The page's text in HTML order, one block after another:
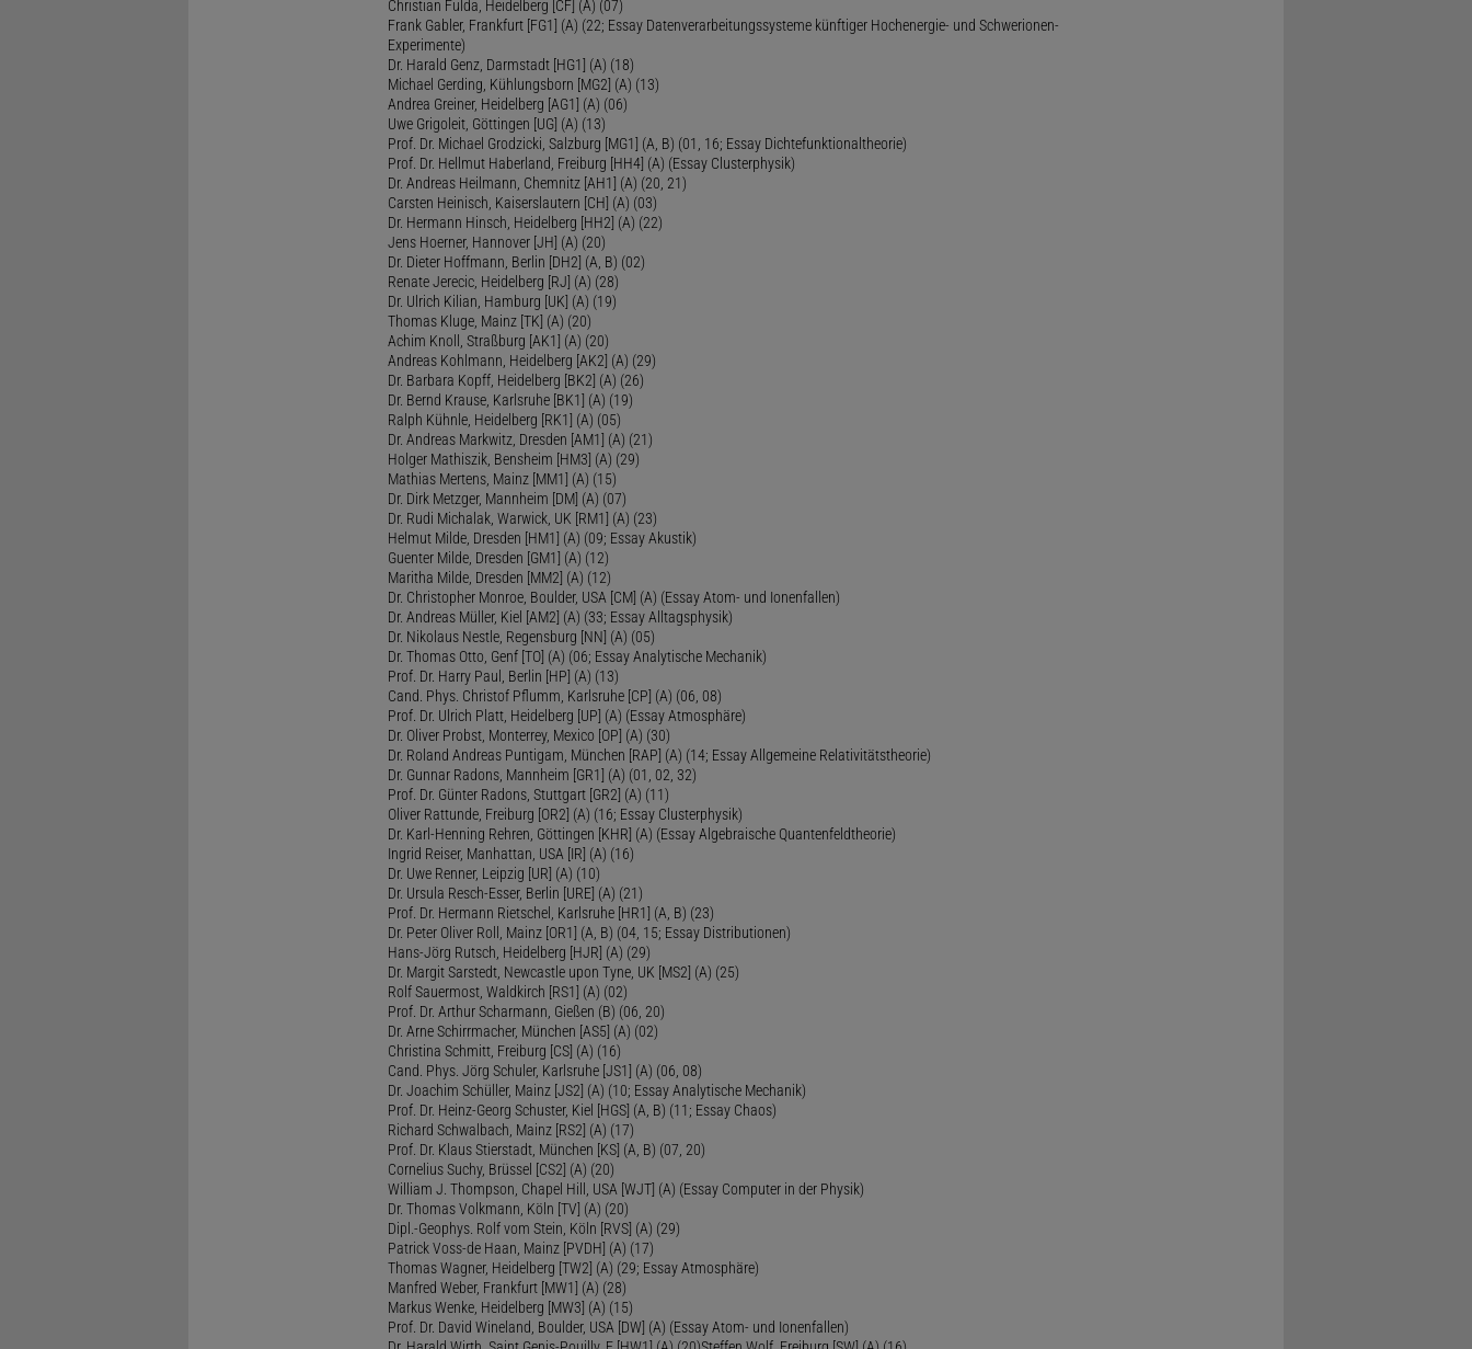
Christian Fulda, Heidelberg [CF] (A) (07)
Frank Gabler, Frankfurt [FG1] (A) (22; Essay Datenverarbeitungssysteme künftiger Hochenergie- und Schwerionen-
Experimente)
Dr. Harald Genz, Darmstadt [HG1] (A) (18)
Michael Gerding, Kühlungsborn [MG2] (A) (13)
Andrea Greiner, Heidelberg [AG1] (A) (06)
Uwe Grigoleit, Göttingen [UG] (A) (13)
Prof. Dr. Michael Grodzicki, Salzburg [MG1] (A, B) (01, 16; Essay Dichtefunktionaltheorie)
Prof. Dr. Hellmut Haberland, Freiburg [HH4] (A) (Essay Clusterphysik)
Dr. Andreas Heilmann, Chemnitz [AH1] (A) (20, 21)
Carsten Heinisch, Kaiserslautern [CH] (A) (03)
Dr. Hermann Hinsch, Heidelberg [HH2] (A) (22)
Jens Hoerner, Hannover [JH] (A) (20)
Dr. Dieter Hoffmann, Berlin [DH2] (A, B) (02)
Renate Jerecic, Heidelberg [RJ] (A) (28)
Dr. Ulrich Kilian, Hamburg [UK] (A) (19)
Thomas Kluge, Mainz [TK] (A) (20)
Achim Knoll, Straßburg [AK1] (A) (20)
Andreas Kohlmann, Heidelberg [AK2] (A) (29)
Dr. Barbara Kopff, Heidelberg [BK2] (A) (26)
Dr. Bernd Krause, Karlsruhe [BK1] (A) (19)
Ralph Kühnle, Heidelberg [RK1] (A) (05)
Dr. Andreas Markwitz, Dresden [AM1] (A) (21)
Holger Mathiszik, Bensheim [HM3] (A) (29)
Mathias Mertens, Mainz [MM1] (A) (15)
Dr. Dirk Metzger, Mannheim [DM] (A) (07)
Dr. Rudi Michalak, Warwick, UK [RM1] (A) (23)
Helmut Milde, Dresden [HM1] (A) (09; Essay Akustik)
Guenter Milde, Dresden [GM1] (A) (12)
Maritha Milde, Dresden [MM2] (A) (12)
Dr. Christopher Monroe, Boulder, USA [CM] (A) (Essay Atom- und Ionenfallen)
Dr. Andreas Müller, Kiel [AM2] (A) (33; Essay Alltagsphysik)
Dr. Nikolaus Nestle, Regensburg [NN] (A) (05)
Dr. Thomas Otto, Genf [TO] (A) (06; Essay Analytische Mechanik)
Prof. Dr. Harry Paul, Berlin [HP] (A) (13)
Cand. Phys. Christof Pflumm, Karlsruhe [CP] (A) (06, 08)
Prof. Dr. Ulrich Platt, Heidelberg [UP] (A) (Essay Atmosphäre)
Dr. Oliver Probst, Monterrey, Mexico [OP] (A) (30)
Dr. Roland Andreas Puntigam, München [RAP] (A) (14; Essay Allgemeine Relativitätstheorie)
Dr. Gunnar Radons, Mannheim [GR1] (A) (01, 02, 32)
Prof. Dr. Günter Radons, Stuttgart [GR2] (A) (11)
Oliver Rattunde, Freiburg [OR2] (A) (16; Essay Clusterphysik)
Dr. Karl-Henning Rehren, Göttingen [KHR] (A) (Essay Algebraische Quantenfeldtheorie)
Ingrid Reiser, Manhattan, USA [IR] (A) (16)
Dr. Uwe Renner, Leipzig [UR] (A) (10)
Dr. Ursula Resch-Esser, Berlin [URE] (A) (21)
Prof. Dr. Hermann Rietschel, Karlsruhe [HR1] (A, B) (23)
Dr. Peter Oliver Roll, Mainz [OR1] (A, B) (04, 15; Essay Distributionen)
Hans-Jörg Rutsch, Heidelberg [HJR] (A) (29)
Dr. Margit Sarstedt, Newcastle upon Tyne, UK [MS2] (A) (25)
Rolf Sauermost, Waldkirch [RS1] (A) (02)
Prof. Dr. Arthur Scharmann, Gießen (B) (06, 20)
Dr. Arne Schirrmacher, München [AS5] (A) (02)
Christina Schmitt, Freiburg [CS] (A) (16)
Cand. Phys. Jörg Schuler, Karlsruhe [JS1] (A) (06, 08)
Dr. Joachim Schüller, Mainz [JS2] (A) (10; Essay Analytische Mechanik)
Prof. Dr. Heinz-Georg Schuster, Kiel [HGS] (A, B) (11; Essay Chaos)
Richard Schwalbach, Mainz [RS2] (A) (17)
Prof. Dr. Klaus Stierstadt, München [KS] (A, B) (07, 20)
Cornelius Suchy, Brüssel [CS2] (A) (20)
William J. Thompson, Chapel Hill, USA [WJT] (A) (Essay Computer in der Physik)
Dr. Thomas Volkmann, Köln [TV] (A) (20)
Dipl.-Geophys. Rolf vom Stein, Köln [RVS] (A) (29)
Patrick Voss-de Haan, Mainz [PVDH] (A) (17)
Thomas Wagner, Heidelberg [TW2] (A) (29; Essay Atmosphäre)
Manfred Weber, Frankfurt [MW1] (A) (28)
Markus Wenke, Heidelberg [MW3] (A) (15)
Prof. Dr. David Wineland, Boulder, USA [DW] (A) (Essay Atom- und Ionenfallen)